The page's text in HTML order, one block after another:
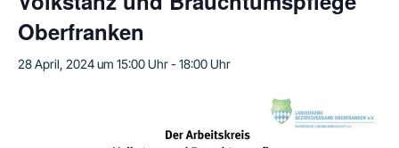
Oberfranken
28 April, 2024 um 15:00 Uhr-18:00 Uhr